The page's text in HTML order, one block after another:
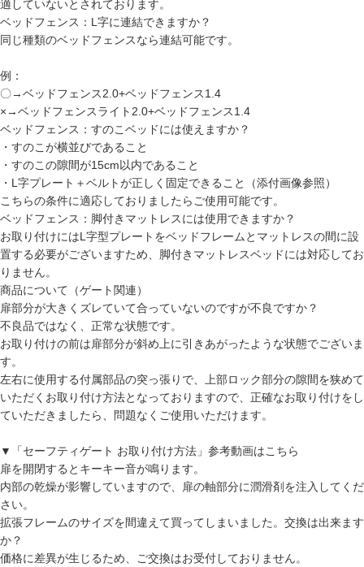
適していないとされております。
ベッドフェンス：L字に連結できますか？
同じ種類のベッドフェンスなら連結可能です。
例：
〇→ベッドフェンス2.0+ベッドフェンス1.4
×→ベッドフェンスライト2.0+ベッドフェンス1.4
ベッドフェンス：すのこベッドには使えますか？
・すのこが横並びであること
・すのこの隙間が15cm以内であること
・L字プレート＋ベルトが正しく固定できること（添付画像参照）
こちらの条件に適応しておりましたらご使用可能です。
ベッドフェンス：脚付きマットレスには使用できますか？
お取り付けにはL字型プレートをベッドフレームとマットレスの間に設
置する必要がございますため、脚付きマットレスベッドには対応してお
りません。
商品について（ゲート関連）
扉部分が大きくズレていて合っていないのですが不良ですか？
不良品ではなく、正常な状態です。
お取り付けの前は扉部分が斜め上に引きあがったような状態でございま
す。
左右に使用する付属部品の突っ張りで、上部ロック部分の隙間を狭めて
いただくお取り付け方法となっておりますので、正確なお取り付けをし
ていただきましたら、問題なくご使用いただけます。
▼「セーフティゲート お取り付け方法」参考動画はこちら
扉を開閉するとキーキー音が鳴ります。
内部の乾燥が影響していますので、扉の軸部分に潤滑剤を注入してくだ
さい。
拡張フレームのサイズを間違えて買ってしまいました。交換は出来ます
か？
価格に差異が生じるため、ご交換はお受付しておりません。